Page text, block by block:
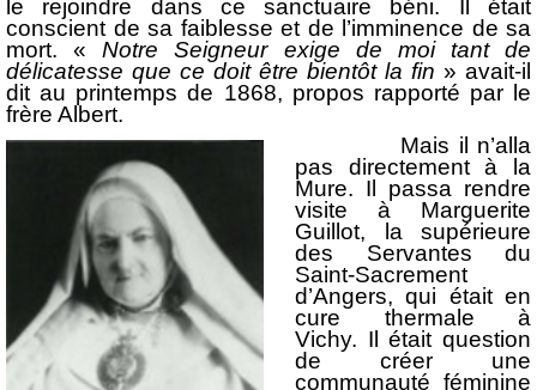
le rejoindre dans ce sanctuaire béni. Il était
conscient de sa faiblesse et de l’imminence de sa
mort. «Notre Seigneur exige de moi tant de
délicatesse que ce doit être bientôt la fin » avait-il
dit au printemps de 1868, propos rapporté par le
frère Albert.
Mais il n’alla
pas directement à la
Mure. Il passa rendre
visite à Marguerite
Guillot, la supérieure
des Servantes du
Saint-Sacrement
d’Angers, qui était en
cure thermale à
Vichy. Il était question
de créer une
communauté féminine